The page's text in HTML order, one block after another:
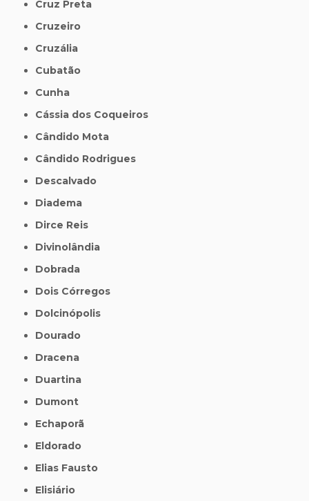
Cruz Preta
Cruzeiro
Cruzália
Cubatão
Cunha
Cássia dos Coqueiros
Cândido Mota
Cândido Rodrigues
Descalvado
Diadema
Dirce Reis
Divinolândia
Dobrada
Dois Córregos
Dolcinópolis
Dourado
Dracena
Duartina
Dumont
Echaporã
Eldorado
Elias Fausto
Elisiário